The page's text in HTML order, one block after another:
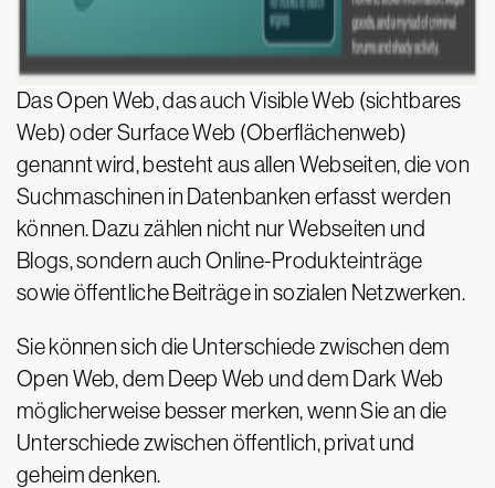
Das Open Web, das auch Visible Web (sichtbares
Web) oder Surface Web (Oberflächenweb)
genannt wird, besteht aus allen Webseiten, die von
Suchmaschinen in Datenbanken erfasst werden
können. Dazu zählen nicht nur Webseiten und
Blogs, sondern auch Online-Produkteinträge
sowie öffentliche Beiträge in sozialen Netzwerken.
Sie können sich die Unterschiede zwischen dem
Open Web, dem Deep Web und dem Dark Web
möglicherweise besser merken, wenn Sie an die
Unterschiede zwischen öffentlich, privat und
geheim denken.